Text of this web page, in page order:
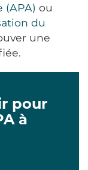
(APA) ou
du
une
pour
à